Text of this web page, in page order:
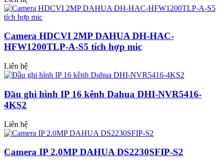
Camera HDCVI 2MP DAHUA DH-HAC-
HFW1200TLP-A-S5 tích hợp mic
Liên hệ
Đầu ghi hình IP 16 kênh Dahua DHI-NVR5416-
4KS2
Liên hệ
Camera IP 2.0MP DAHUA DS2230SFIP-S2